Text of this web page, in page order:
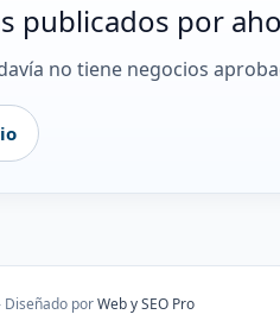
publicados por
no tiene negocios
porWeb y SEO Pro